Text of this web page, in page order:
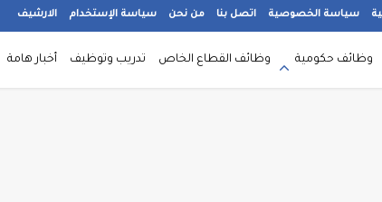
سياسة الخصوصية اتصل بنا من نحن سياسة الإستخدام الارشيف
وظائف حكومية وظائف القطاع الخاص تدريب وتوظيف أخبار هامة